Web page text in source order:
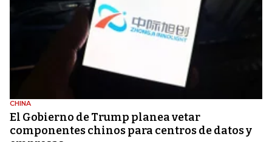
CHINA
El Gobierno de Trump planea vetar
componentes chinos para centros de datos y